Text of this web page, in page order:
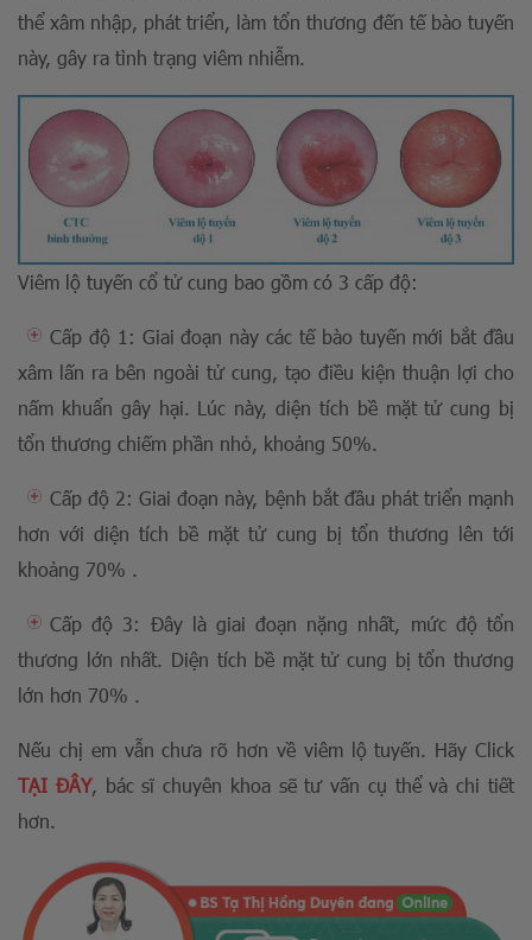
thể xâm nhập, phát triển, làm tổn thương đến tế bào tuyến
này, gây ra tình trạng viêm nhiễm.
Viêm lộ tuyến cổ tử cung bao gồm có 3 cấp độ:
Cấp độ 1: Giai đoạn này các tế bào tuyến mới bắt đầu
xâm lấn ra bên ngoài tử cung, tạo điều kiện thuận lợi cho
nấm khuẩn gây hại. Lúc này, diện tích bề mặt tử cung bị
tổn thương chiếm phần nhỏ, khoảng 50%.
Cấp độ 2: Giai đoạn này, bệnh bắt đầu phát triển mạnh
hơn với diện tích bề mặt tử cung bị tổn thương lên tới
khoảng 70% .
Cấp độ 3: Đây là giai đoạn nặng nhất, mức độ tổn
thương lớn nhất. Diện tích bề mặt tử cung bị tổn thương
lớn hơn 70% .
Nếu chị em vẫn chưa rõ hơn về viêm lộ tuyến. Hãy Click
TẠI ĐÂY, bác sĩ chuyên khoa sẽ tư vấn cụ thể và chi tiết
hơn.